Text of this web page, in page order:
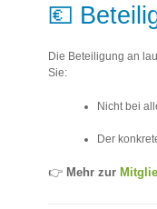
💶
Die Beteiligung an
Sie:
Nicht bei
Der
👉 Mehr zur